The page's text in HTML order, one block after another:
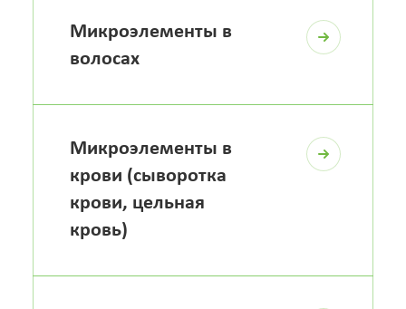
Микроэлементы в
волосах
Микроэлементы в
крови (сыворотка
крови, цельная
кровь)